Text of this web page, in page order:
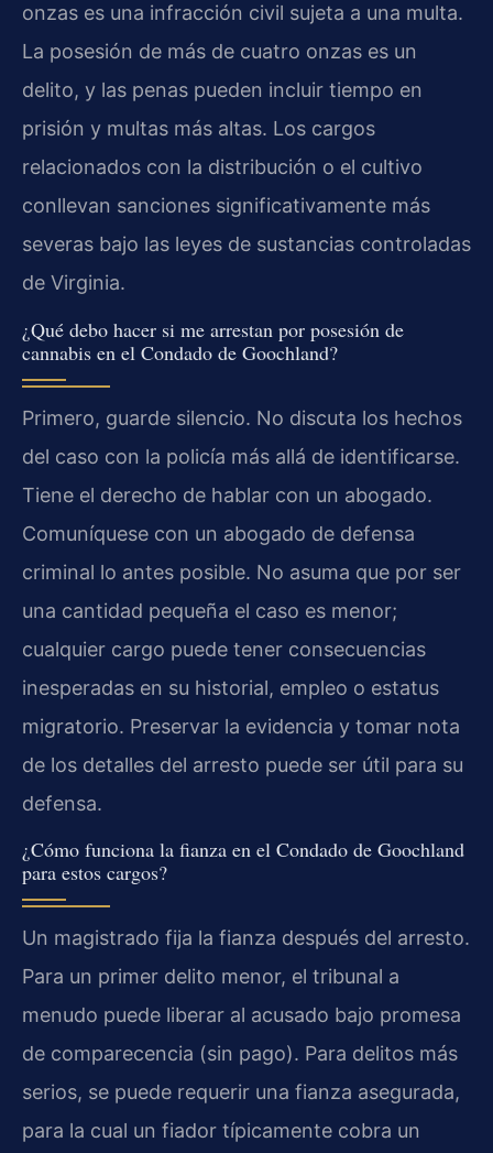
onzas es una infracción civil sujeta a una multa.
La posesión de más de cuatro onzas es un
delito, y las penas pueden incluir tiempo en
prisión y multas más altas. Los cargos
relacionados con la distribución o el cultivo
conllevan sanciones significativamente más
severas bajo las leyes de sustancias controladas
de Virginia.
¿Qué debo hacer si me arrestan por posesión de
cannabis en el Condado de Goochland?
Primero, guarde silencio. No discuta los hechos
del caso con la policía más allá de identificarse.
Tiene el derecho de hablar con un abogado.
Comuníquese con un abogado de defensa
criminal lo antes posible. No asuma que por ser
una cantidad pequeña el caso es menor;
cualquier cargo puede tener consecuencias
inesperadas en su historial, empleo o estatus
migratorio. Preservar la evidencia y tomar nota
de los detalles del arresto puede ser útil para su
defensa.
¿Cómo funciona la fianza en el Condado de Goochland
para estos cargos?
Un magistrado fija la fianza después del arresto.
Para un primer delito menor, el tribunal a
menudo puede liberar al acusado bajo promesa
de comparecencia (sin pago). Para delitos más
serios, se puede requerir una fianza asegurada,
para la cual un fiador típicamente cobra un